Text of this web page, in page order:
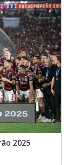
2025